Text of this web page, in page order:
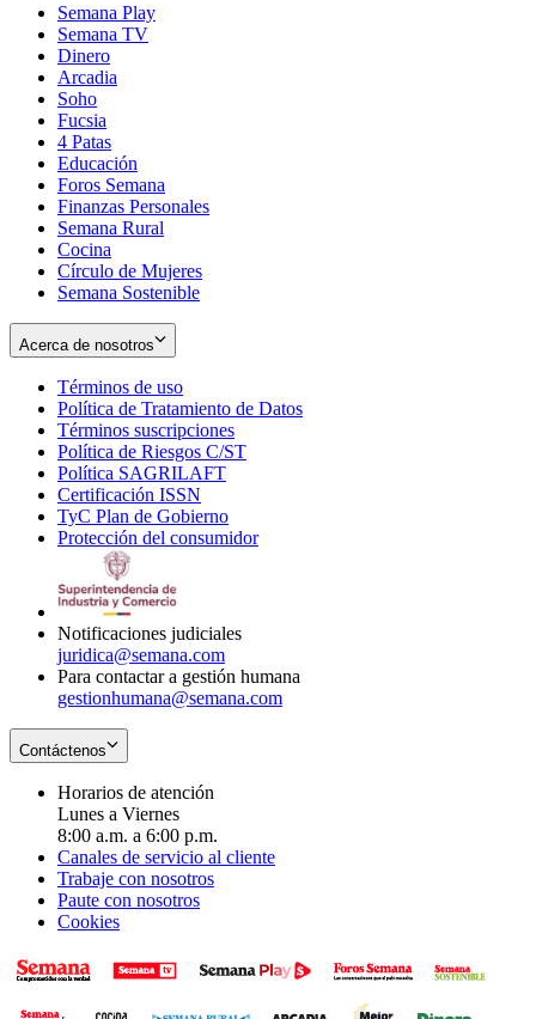
Semana Play
Semana TV
Dinero
Arcadia
Soho
in
new
window
Fucsia
in
new
window
4 Patas
Educación
Foros Semana
Finanzas Personales
Semana Rural
Cocina
Círculo de Mujeres
Semana Sostenible
Acerca de nosotros
Términos de uso
in
new
window
Política de Tratamiento de Datos
Términos suscripciones
in
Política de Riesgos C/ST
Política SAGRILAFT
new
window
Certificación ISSN
in
new
TyC Plan de Gobierno
in
Protección del consumidorOpens
Notificaciones judiciales
juridica@semana.com
Para contactar a gestión humana
gestionhumana@semana.com
Contáctenos
Horarios de atención
Lunes a Viernes
8:00 a.m. a 6:00 p.m.
Canales de servicio al cliente
Trabaje con nosotros
Paute con nosotros
Cookies